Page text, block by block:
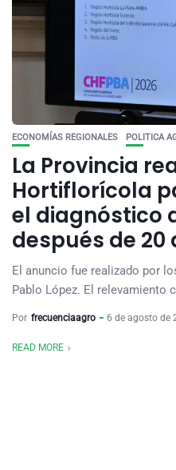
ECONOMÍAS REGIONALES POLITICA
La Provincia
Hortiflorícola
el diagnóstico
después de 20
El anuncio fue realizado por
Pablo López. El relevamiento
Por frecuenciaagro 6 de agosto de
READ MORE